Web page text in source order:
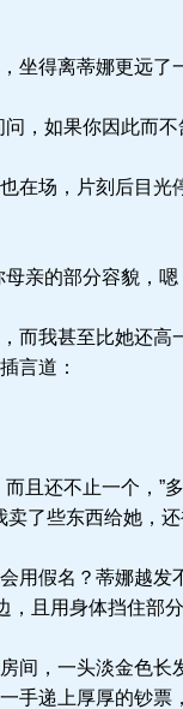
得离蒂娜更远了
，如果你因此而不
场，片刻后目光
母亲的部分容貌，
而我甚至比她还
言道：
且还不止一个，”
了些东西给她，
假名？蒂娜越发
且用身体挡住部
，一头淡金色长
手递上厚厚的钞票